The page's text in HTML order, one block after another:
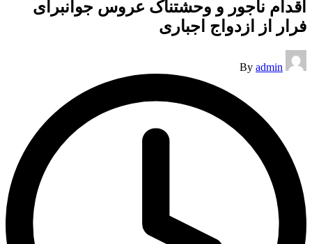
اقدام ناجور و وحشتناک عروس جوانبرای
فرار از ازدواج اجباری
Posted
by
By admin